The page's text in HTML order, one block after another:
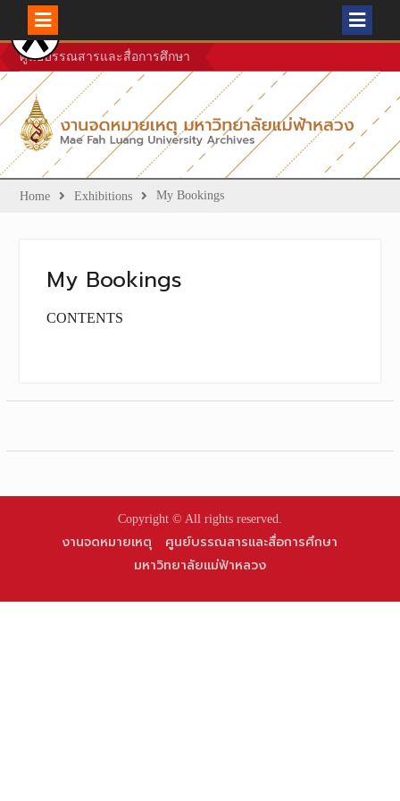
Skip
to
content
ศูนย์บรรณสารและสื่อการศึกษา
Home Exhibitions My Bookings
My Bookings
CONTENTS
Copyright © All rights reserved.
งานจดหมายเหตุ
ศูนย์บรรณสารและสื่อการศึกษา
มหาวิทยาลัยแม่ฟ้าหลวง